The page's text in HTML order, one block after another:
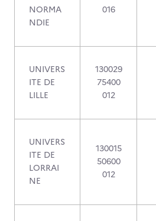
NORMA
NDIE
016
UNIVERS
ITE DE
LILLE
130029
75400
012
UNIVERS
ITE DE
LORRAI
NE
130015
50600
012